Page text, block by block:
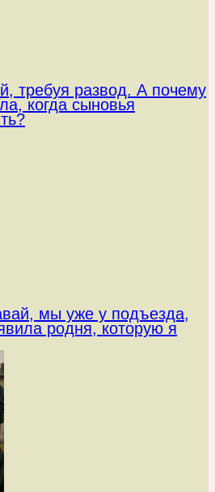
требуя развод. А почему
когда сыновья
мы уже у подъезда,
родня, которую я